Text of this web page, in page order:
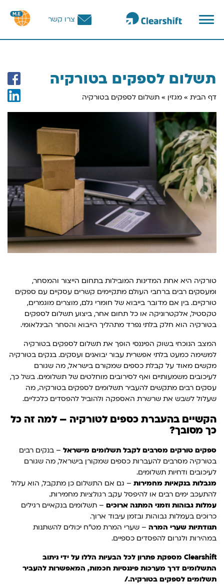
פתח
תפריט
צרו קשר
תשלום לספקים בטורקיה
דף הבית » מגזין » תשלום לספקים בטורקיה
טורקיה היא אחת המדינות המובילות בתחום הייצור והמסחר,
ומעסקים רבים ברחבי העולם מתקיימים קשרים עסקיים עם ספקים
טורקיים. בין אם מדובר בייבוא של חומרי גלם, מוצרים מוגמרים,
טקסטיל, אלקטרוניקה או כל תחום אחר, ביצוע תשלום לספקים
בטורקיה הוא חלק בלתי נפרד מתהליך הייבוא והסחר הבינלאומי.
המצב הנוכחי בשוק הפיננסי הופך את תשלום לספקים בטורקיה
למשימה כמעט בלתי אפשרית עבור יבואנים ועסקים. בנקים בטורקיה
מקשים מאוד על קבלת כספים שמקורם בישראל, מה שגורם
לעיכובים משמעותיים ואף לסירובים מוחלטים של תשלומים. בשל כך,
עסקים רבים מתקשים להעביר תשלומים לספקים בטורקיה, מה
שעלול לשבש את שרשרת האספקה ולהוביל להפסדים כלכליים.
הקשיים בהעברת כספים לטורקיה – למה זה כל
כך מסובך?
ספקים טורקים מסרבים לקבל תשלומים מישראל – בנקים רבים
בטורקיה מסרבים להעברות כספים שמקורן בישראל, מה שגורם
לעיכובים ודחיות תשלומים.
מגבלות בנקאיות מחמירות – גם אם התשלום כן מתקבל, הוא עלול
להתעכב ימים רבים או להיפסל עקב רגולציות מחמירות.
עמלות גבוהות וזמני המתנה ארוכים – תשלומים בנקאיים רגילים
כרוכים בעמלות גבוהות ובזמן עיבוד ארוך.
תנודתיות שערי המרה – שערי המרת מט"ח יכולים להשתנות
במהירות ולגרום להפסדים כספיים.
Clearshift מספקת פתרון לכל הבעיות הללו על ידי ניתוב
התשלומים דרך מערכות פיננסיות חכמות, המאפשרות להעביר
תשלומים לספקים בטורקיה./